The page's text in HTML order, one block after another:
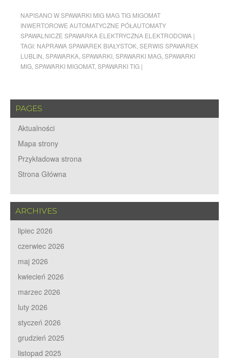
NAPISANO WSPAWARKI MIG MAG TIG MIGOMAT
INWERTOROWE AUTOMATYCZNE PÓŁAUTOMATY
SPAWALNICZE SPAWARKA ELEKTRYCZNA ELEKTRODOWA |
TAGI: NAPRAWA SPAWAREK BIAŁYSTOK SERWIS SPAWAREK
LUBLIN SPAWARKA SPAWARKI SPAWARKI MAG SPAWARKI
MIG SPAWARKI MIGOMAT, SPAWARKI TIG |
PAGES
Aktualności
Mapa strony
Przykładowa strona
Strona Główna
ARCHIVES
lipiec 2026
czerwiec 2026
maj 2026
kwiecień 2026
marzec 2026
luty 2026
styczeń 2026
grudzień 2025
listopad 2025